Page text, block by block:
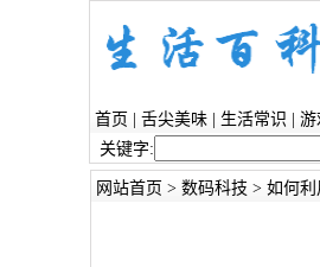
首页 舌尖美味| 生活常识 游
关键字:
网站首页 > 数码科技 > 如何